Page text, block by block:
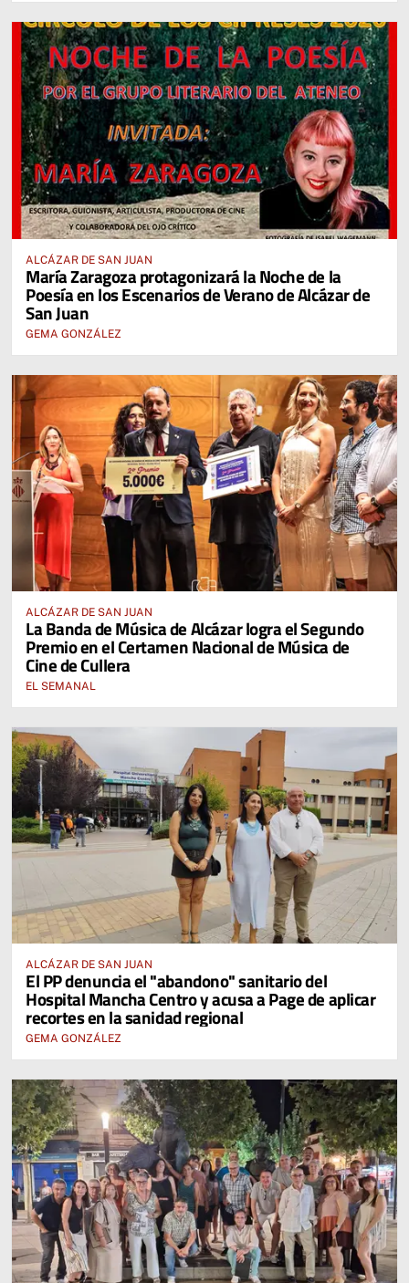
ALCÁZAR DE SAN JUAN
María Zaragoza protagonizará la Noche de la
Poesía en los Escenarios de Verano de Alcázar de
San Juan
GEMA GONZÁLEZ
ALCÁZAR DE SAN JUAN
La Banda de Música de Alcázar logra el Segundo
Premio en el Certamen Nacional de Música de
Cine de Cullera
EL SEMANAL
ALCÁZAR DE SAN JUAN
El PP denuncia el "abandono" sanitario del
Hospital Mancha Centro y acusa a Page de aplicar
recortes en la sanidad regional
GEMA GONZÁLEZ